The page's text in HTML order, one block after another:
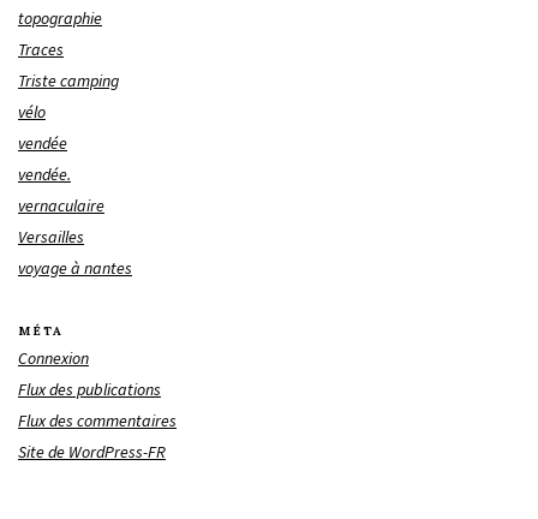
topographie
Traces
Triste camping
vélo
vendée
vendée.
vernaculaire
Versailles
voyage à nantes
MÉTA
Connexion
Flux des publications
Flux des commentaires
Site de WordPress-FR